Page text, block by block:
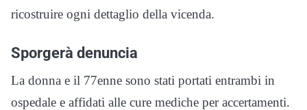
ricostruire ogni dettaglio della vicenda.
Sporgerà denuncia
La donna e il 77enne sono stati portati entrambi in
ospedale e affidati alle cure mediche per accertamenti.